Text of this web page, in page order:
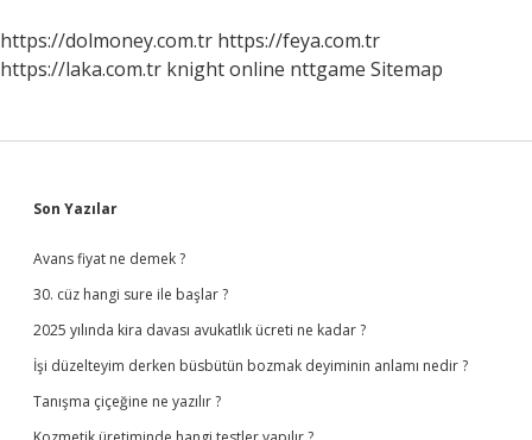
https://dolmoney.com.tr https://feya.com.tr
https://laka.com.tr knight online nttgame Sitemap
Sidebar
Son Yazılar
Avans fiyat ne demek ?
30. cüz hangi sure ile başlar ?
2025 yılında kira davası avukatlık ücreti ne kadar ?
İşi düzelteyim derken büsbütün bozmak deyiminin anlamı nedir ?
Tanışma çiçeğine ne yazılır ?